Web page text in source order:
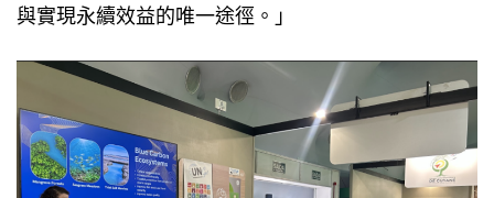
與實現永續效益的唯一途徑。」